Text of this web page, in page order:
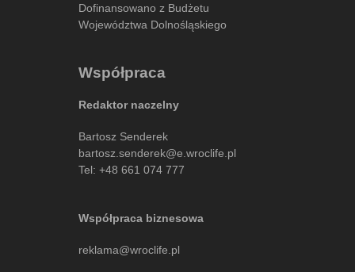
Dofinansowano z Budżetu
Województwa Dolnośląskiego
Współpraca
Redaktor naczelny
Bartosz Senderek
bartosz.senderek@e.wroclife.pl
Tel: +48 661 074 777
Współpraca biznesowa
reklama@wroclife.pl